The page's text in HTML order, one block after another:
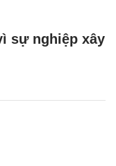
sự nghiệp xây